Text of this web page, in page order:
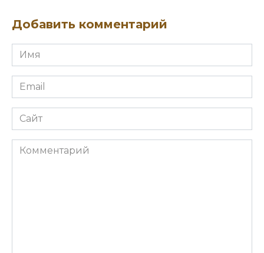
Добавить комментарий
Имя
*
Email
*
Сайт
Комментарий